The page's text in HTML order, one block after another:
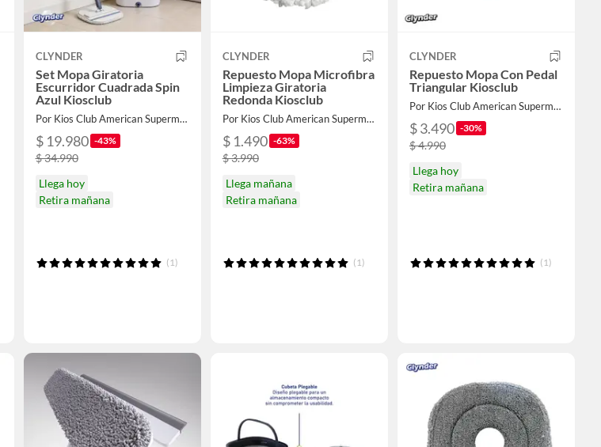
CLYNDER
Set Mopa Giratoria
Escurridor Cuadrada Spin
Azul Kiosclub
Por Kios Club American Supermarket
$ 19.980 -43%
$ 34.990
Llega hoy
Retira mañana
(1)
CLYNDER
Repuesto Mopa Microfibra
Limpieza Giratoria
Redonda Kiosclub
Por Kios Club American Supermarket
$ 1.490 -63%
$ 3.990
Llega mañana
Retira mañana
(1)
CLYNDER
Repuesto Mopa Con Pedal
Triangular Kiosclub
Por Kios Club American Supermarket
$ 3.490 -30%
$ 4.990
Llega hoy
Retira mañana
(1)